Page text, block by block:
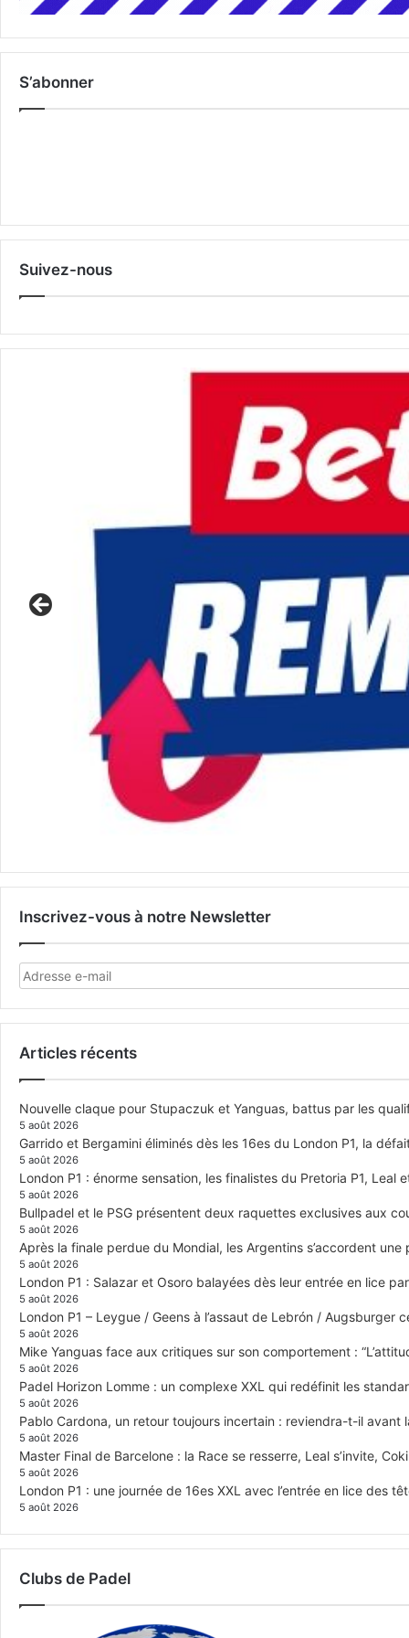
S’abonner
Suivez-nous
Inscrivez-vous à notre Newsletter
Articles récents
Nouvelle claque pour Stupaczuk et Yanguas, battus par les
5 août 2026
Garrido et Bergamini éliminés dès les 16es du London P1, la
5 août 2026
London P1 : énorme sensation, les finalistes du Pretoria P1, Leal
5 août 2026
Bullpadel et le PSG présentent deux raquettes exclusives aux
5 août 2026
Après la finale perdue du Mondial, les Argentins s’accordent
5 août 2026
London P1 : Salazar et Osoro balayées dès leur entrée en lice
5 août 2026
London P1 – Leygue / Geens à l’assaut de Lebrón / Augsburger
5 août 2026
Mike Yanguas face aux critiques sur son comportement :
5 août 2026
Padel Horizon Lomme : un complexe XXL qui redéfinit les
5 août 2026
Pablo Cardona, un retour toujours incertain : reviendra-t-il avant
5 août 2026
Master Final de Barcelone : la Race se resserre, Leal s’invite,
5 août 2026
London P1 : une journée de 16es XXL avec l’entrée en lice des
5 août 2026
Clubs de Padel